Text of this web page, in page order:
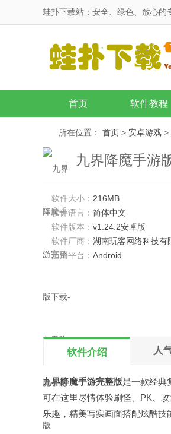
蛙扑下载站：安全、绿色、放心的
首页 软件教程
所在位置： 首页 > 安卓游戏 >
九界降魔手游
软件大小： 216MB
软件语言： 简体中文
软件版本： v1.24.2安卓版
软件厂商： 湖南玩客网络科技有
适用平台： Android
软件介绍 人
九界降魔手游完整版是一款经典
可在这里尽情体验刷怪、PK、
乐趣，精美写实画面搭配炫酷技